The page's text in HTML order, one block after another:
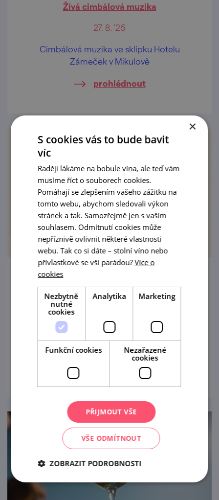
Živá cimbálová muzika
27. 8. '26
Cimbálová muzika ve sklípku Hotelu
Zámeček v Mikulově
prohlédnout
Pivní fest (domácích pivovarů
8. 8. '26
Zveme vás na den plný skvělého piva, hudby,
zábavy a dobré nálady! Přijďte s námi
podpořit dobrou věc a užít si pohodovou
sobotu.
prohlédnout
×
S cookies vás to bude bavit
víc
Raději lákáme na bobule vína, ale teď vám
musíme říct o souborech cookies.
Pomáhají se zlepšením vašeho zážitku na
tomto webu, abychom sledovali výkon
stránek a tak. Samozřejmě jen s vaším
souhlasem. Odmítnutí cookies může
nepříznivě ovlivnit některé vlastnosti
webu. Tak co si dáte – stolní víno nebo
přívlastkové se vší parádou?Více o
cookies
Nezbytně
nutné
cookies
Analytika Marketing
Funkční cookies
Nezařazené
cookies
PŘIJMOUT VŠE
VŠE ODMÍTNOUT
ZOBRAZIT PODROBNOSTI